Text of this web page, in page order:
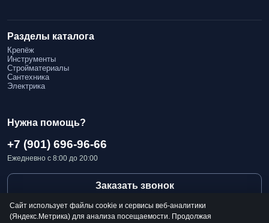
Разделы каталога
Крепёж
Инструменты
Стройматериалы
Сантехника
Электрика
Нужна помощь?
+7 (901) 696-96-66
Ежедневно с 8:00 до 20:00
Заказать звонок
Сайт использует файлы cookie и сервисы веб-аналитики
(Яндекс.Метрика) для анализа посещаемости. Продолжая